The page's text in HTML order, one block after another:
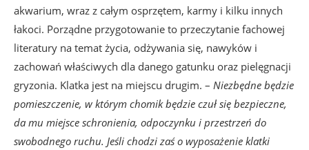
akwarium, wraz z całym osprzętem, karmy i kilku innych
łakoci. Porządne przygotowanie to przeczytanie fachowej
literatury na temat życia, odżywania się, nawyków i
zachowań właściwych dla danego gatunku oraz pielęgnacji
gryzonia. Klatka jest na miejscu drugim. – Niezbędne będzie
pomieszczenie, w którym chomik będzie czuł się bezpieczne,
da mu miejsce schronienia, odpoczynku i przestrzeń do
swobodnego ruchu. Jeśli chodzi zaś o wyposażenie klatki